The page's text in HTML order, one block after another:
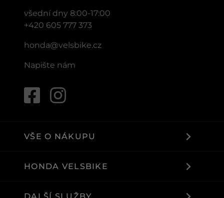
všední dny 8:00-17:00
+420 605 777 373
honda@velsbike.cz
Napište nám
VŠE O NÁKUPU
HONDA VELSBIKE